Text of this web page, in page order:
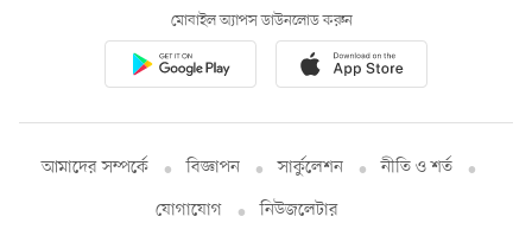
মোবাইল অ্যাপস ডাউনলোড করুন
আমাদের সম্পর্কে বিজ্ঞাপন সার্কুলেশন
নীতি ও শর্ত
যোগাযোগ
নিউজলেটার